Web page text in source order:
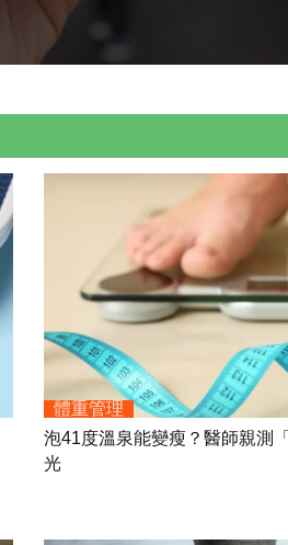
體重管理
泡41度溫泉能變瘦？醫師親測
光